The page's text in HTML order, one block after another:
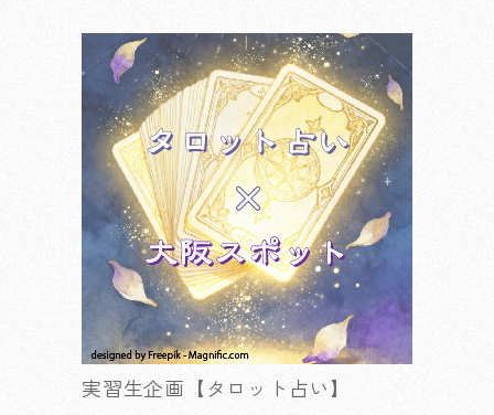
実習生企画【タロット占い】